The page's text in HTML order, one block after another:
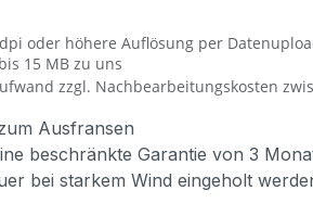
oder höhere Auflösung per
15 MB zu uns
zzgl. Nachbearbeitungskosten
Ausfransen
beschränkte Garantie von 3
bei starkem Wind eingeholt